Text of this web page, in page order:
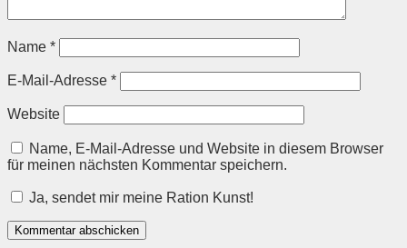
Name *
E-Mail-Adresse *
Website
Name, E-Mail-Adresse und Website in diesem Browser
für meinen nächsten Kommentar speichern.
Ja, sendet mir meine Ration Kunst!